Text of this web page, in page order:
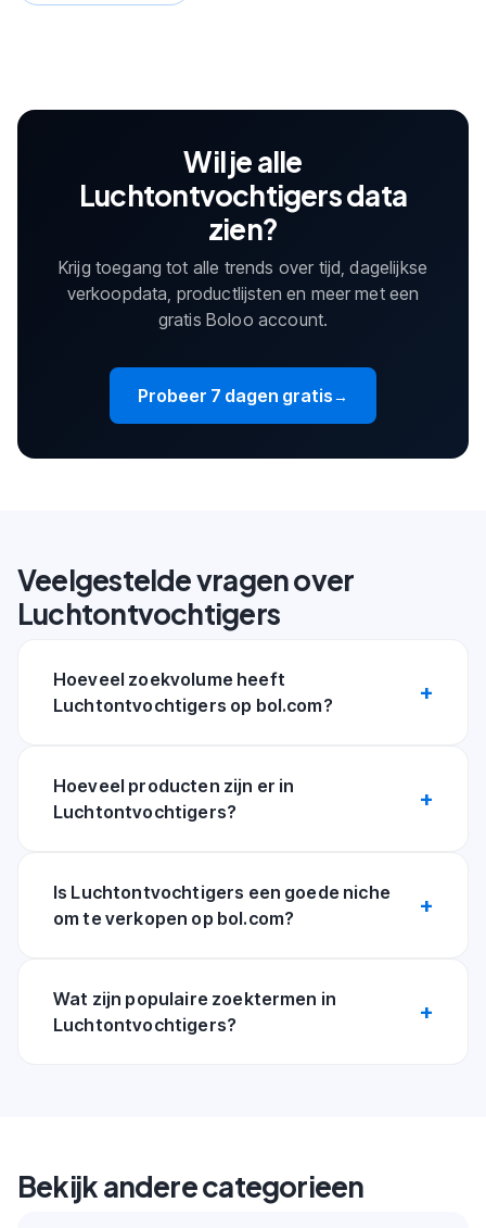
Wil je alle
Luchtontvochtigers data
zien?
Krijg toegang tot alle trends over tijd, dagelijkse
verkoopdata, productlijsten en meer met een
gratis Boloo account.
Probeer 7 dagen gratis→
Veelgestelde vragen over
Luchtontvochtigers
Hoeveel zoekvolume heeft
Luchtontvochtigers op bol.com?
Hoeveel producten zijn er in
Luchtontvochtigers?
Is Luchtontvochtigers een goede niche
om te verkopen op bol.com?
Wat zijn populaire zoektermen in
Luchtontvochtigers?
Bekijk andere categorieen